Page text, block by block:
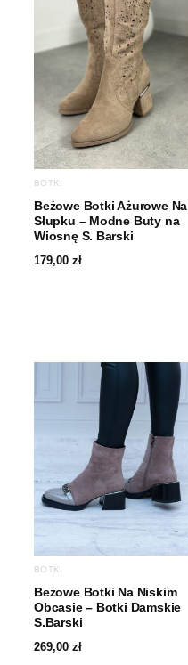
BOTKI
Beżowe Botki Ażurowe Na
Słupku – Modne Buty na
Wiosnę S. Barski
179,00 zł
BOTKI
Beżowe Botki Na Niskim
Obcasie – Botki Damskie
S.Barski
269,00 zł